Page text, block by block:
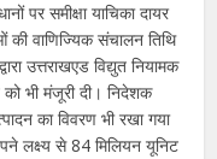
पर समीक्षा याचिका दायर
की वाणिज्यिक संचालन तिथि
उत्तराखएड विद्युत नियामक
भी मंजूरी दी। निदेशक
का विवरण भी रखा गया
लक्ष्य से 84 मिलियन यूनिट